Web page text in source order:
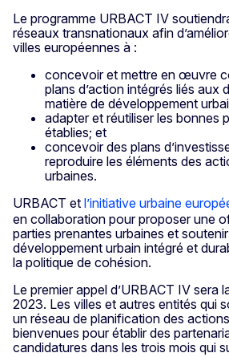
Le programme URBACT IV
réseaux transnationaux afin
villes européennes à :
concevoir et mettre en œuvre
plans d’action intégrés liés aux
matière de développement
adapter et réutiliser les bonnes
établies; et
concevoir des plans
reproduire les éléments des
urbaines.
URBACT et l’initiative urbaine
en collaboration pour proposer une
parties prenantes urbaines et
développement urbain intégré et
la politique de cohésion.
Le premier appel d’URBACT IV sera
2023. Les villes et autres entités qui
un réseau de planification des
bienvenues pour établir des
candidatures dans les trois mois qui